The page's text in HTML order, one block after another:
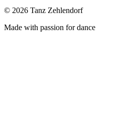
© 2026 Tanz Zehlendorf
Made with passion for dance